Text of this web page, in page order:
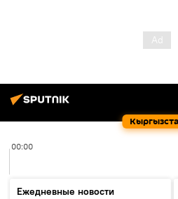
00:00
Ежедневные новости